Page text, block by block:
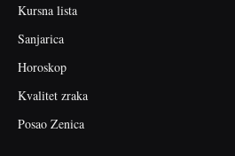
Kursna lista
Sanjarica
Horoskop
Kvalitet zraka
Posao Zenica